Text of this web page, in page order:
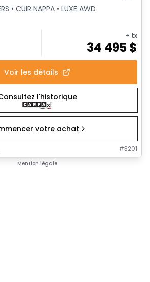
• CUIR NAPPA • LUXE AWD
+ tx
34 495$
Voir les détails
l'historique
votre achat
#3201
Mention légale